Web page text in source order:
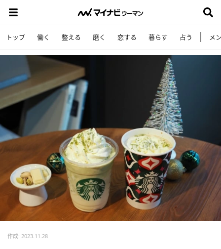
トップ 働く 整える 磨く 恋する 暮らす 占う メ
作成: 2023.11.28